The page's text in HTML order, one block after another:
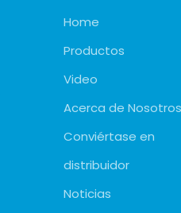
Home
Productos
Video
Acerca de Nosotros
Conviértase en
distribuidor
Noticias